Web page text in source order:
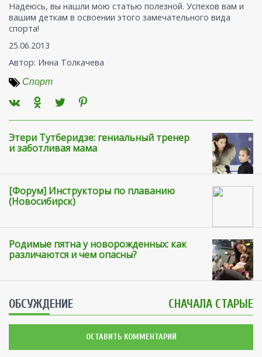
Надеюсь, вы нашли мою статью полезной. Успехов вам и
вашим деткам в освоении этого замечательного вида
спорта!
25.06.2013
Автор: Инна Толкачева
Спорт
Этери Тутберидзе: гениальный тренер
и заботливая мама
[Форум] Инструкторы по плаванию
(Новосибирск)
Родимые пятна у новорожденных: как
различаются и чем опасны?
ОБСУЖДЕНИЕ СНАЧАЛА СТАРЫЕ
ОСТАВИТЬ КОММЕНТАРИЙ